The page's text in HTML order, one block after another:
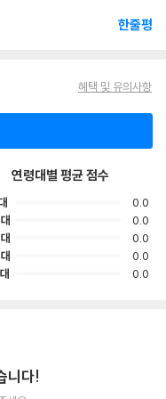
한줄평
혜택 및 유의사항
연령대별 평균 점수
0.0
0.0
0.0
0.0
0.0
니다!